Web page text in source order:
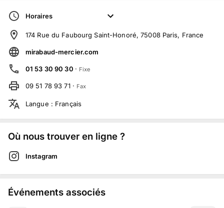
Horaires
174 Rue du Faubourg Saint-Honoré, 75008 Paris, France
mirabaud-mercier.com
01 53 30 90 30 · Fixe
09 51 78 93 71 · Fax
Langue : Français
Où nous trouver en ligne ?
Instagram
Événements associés